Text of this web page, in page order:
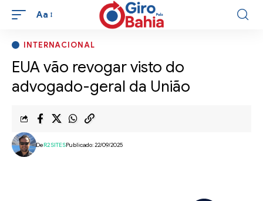
Aa
INTERNACIONAL
EUA vão revogar visto do
advogado-geral da União
DeR2SITESPublicado: 22/09/2025